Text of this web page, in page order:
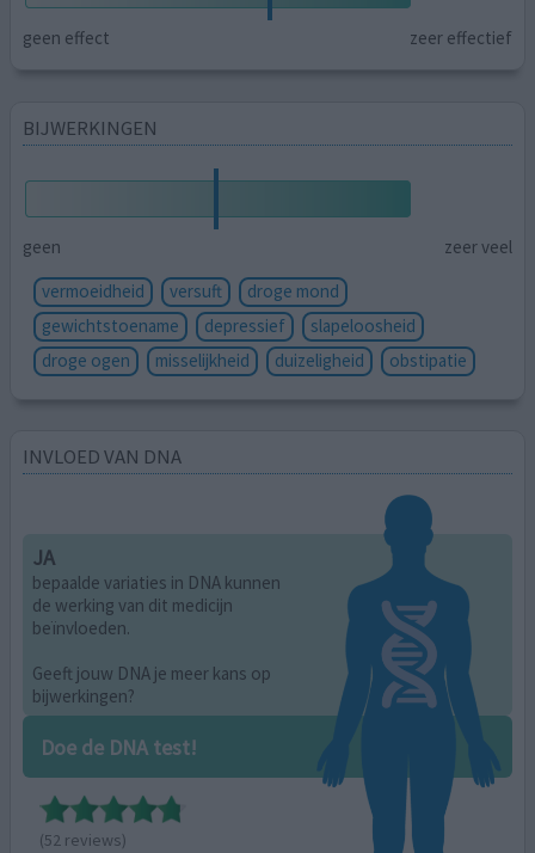
geen effect zeer effectief
BIJWERKINGEN
geen
zeer veel
vermoeidheid
versuft
droge mond
gewichtstoename
depressief
slapeloosheid
droge ogen
misselijkheid duizeligheid obstipatie
INVLOED VAN DNA
JA
bepaalde variaties in DNA kunnen
de werking van dit medicijn
beïnvloeden.
Geeft jouw DNA je meer kans op
bijwerkingen?
Doe de DNA test!
(52 reviews)